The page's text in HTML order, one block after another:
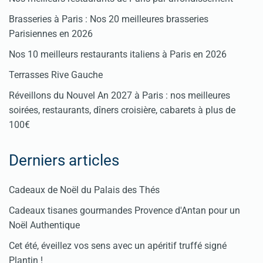
Brasseries à Paris : Nos 20 meilleures brasseries
Parisiennes en 2026
Nos 10 meilleurs restaurants italiens à Paris en 2026
Terrasses Rive Gauche
Réveillons du Nouvel An 2027 à Paris : nos meilleures
soirées, restaurants, dîners croisière, cabarets à plus de
100€
Derniers articles
Cadeaux de Noël du Palais des Thés
Cadeaux tisanes gourmandes Provence d'Antan pour un
Noël Authentique
Cet été, éveillez vos sens avec un apéritif truffé signé
Plantin !